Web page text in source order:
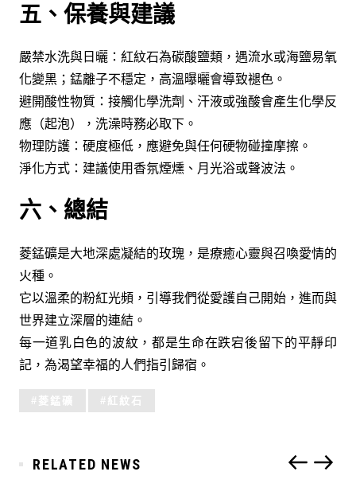
五、保養與建議
嚴禁水洗與日曬：紅紋石為碳酸鹽類，遇流水或海鹽易氧
化變黑；錳離子不穩定，高溫曝曬會導致褪色。
避開酸性物質：接觸化學洗劑、汗液或強酸會產生化學反
應（起泡），洗澡時務必取下。
物理防護：硬度極低，應避免與任何硬物碰撞摩擦。
淨化方式：建議使用香氛煙燻、月光浴或聲波法。
六、總結
菱錳礦是大地深處凝結的玫瑰，是療癒心靈與召喚愛情的
火種。
它以溫柔的粉紅光頻，引導我們從愛護自己開始，進而與
世界建立深層的連結。
每一道乳白色的波紋，都是生命在跌宕後留下的平靜印
記，為渴望幸福的人們指引歸宿。
Tagged
菱錳礦 紅紋石
RELATED NEWS